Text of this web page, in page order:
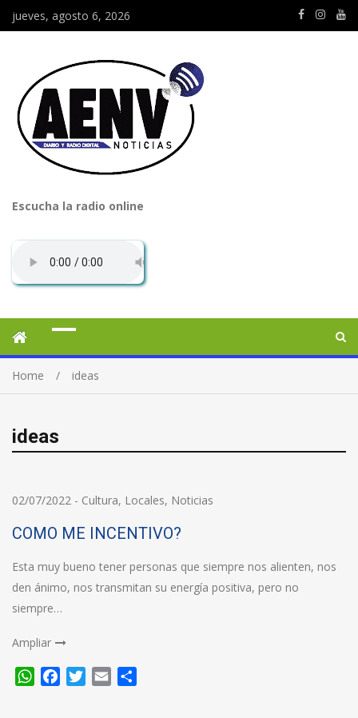
jueves, agosto 6, 2026
Escucha la radio online
Home ideas
ideas
02/07/2022 - Cultura, Locales, Noticias
COMO ME INCENTIVO?
Esta muy bueno tener personas que siempre nos alienten, nos
den ánimo, nos transmitan su energía positiva, pero no
siempre…
Ampliar
WhatsApp
FacebookTwitter
Email